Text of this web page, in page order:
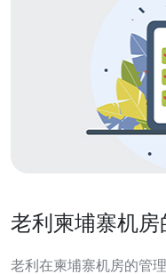
老利柬埔寨机
老利在柬埔寨机房的管